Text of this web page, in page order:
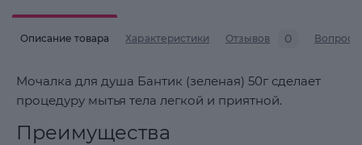
Описание товара Характеристики Отзывов 0 Вопросы
Мочалка для душа Бантик (зеленая) 50г сделает
процедуру мытья тела легкой и приятной.
Преимущества